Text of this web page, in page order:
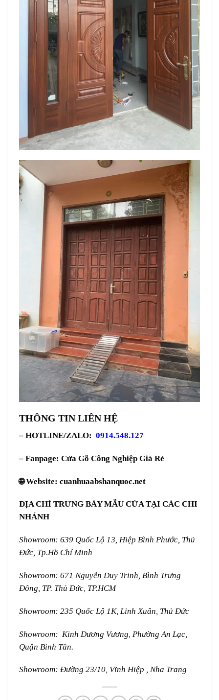
THÔNG TIN LIÊN HỆ
– HOTLINE/ZALO: 0914.548.127
– Fanpage: Cửa Gỗ Công Nghiệp Giá Rẻ
🌐 Website: cuanhuaabshanquoc.net
ĐỊA CHỈ TRƯNG BÀY MẪU CỬA TẠI CÁC CHI
NHÁNH
Showroom: 639 Quốc Lộ 13, Hiệp Bình Phước, Thủ
Đức, Tp.Hồ Chí Minh
Showroom: 671 Nguyễn Duy Trinh, Bình Trưng
Đông, TP. Thủ Đức, TP.HCM
Showroom: 235 Quốc Lộ 1K, Linh Xuân, Thủ Đức
Showroom: Kinh Dương Vương, Phường An Lạc,
Quận Bình Tân.
Showroom: Đường 23/10, Vĩnh Hiệp , Nha Trang